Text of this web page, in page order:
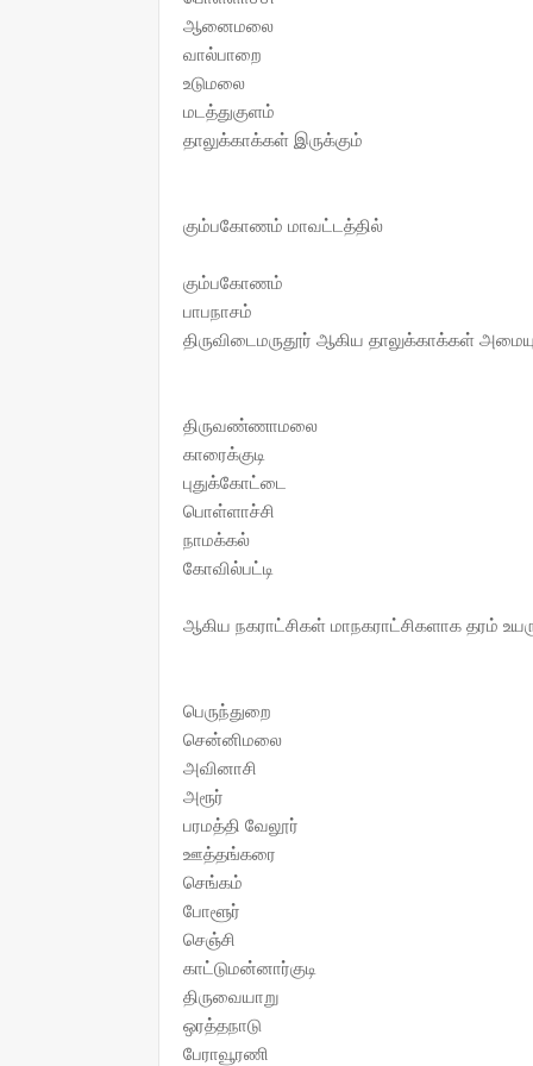
ஆனைமலை
வால்பாறை
உடுமலை
மடத்துகுளம்
தாலுக்காக்கள் இருக்கும்
கும்பகோணம் மாவட்டத்தில்
கும்பகோணம்
பாபநாசம்
திருவிடைமருதூர் ஆகிய தாலுக்காக்கள்
திருவண்ணாமலை
காரைக்குடி
புதுக்கோட்டை
பொள்ளாச்சி
நாமக்கல்
கோவில்பட்டி
ஆகிய நகராட்சிகள் மாநகராட்சிகளாக தரம்
பெருந்துறை
சென்னிமலை
அவினாசி
அரூர்
பரமத்தி வேலூர்
ஊத்தங்கரை
செங்கம்
போளூர்
செஞ்சி
காட்டுமன்னார்குடி
திருவையாறு
ஒரத்தநாடு
பேராவூரணி